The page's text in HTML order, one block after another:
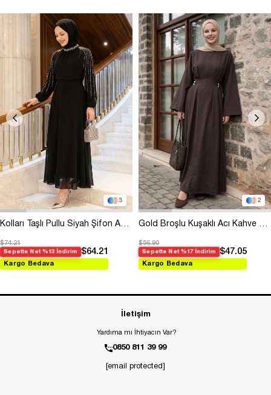
3
Kolları Taşlı Pullu Siyah Şifon Abiye
$74.21
Sepette Net %13 İndirim $64.21
Kargo Bedava
2
Gold Broşlu Kuşaklı Acı Kahve Modal Elbise
$56.90
Sepette Net %17 İndirim $47.05
Kargo Bedava
İletişim
Yardıma mı İhtiyacın Var?
0850 811 39 99
[email protected]